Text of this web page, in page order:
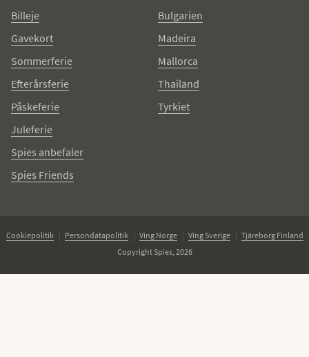
Billeje
Gavekort
Sommerferie
Efterårsferie
Påskeferie
Juleferie
Spies anbefaler
Spies Friends
Bulgarien
Madeira
Mallorca
Thailand
Tyrkiet
Cookiepolitik Persondatapolitik Ving Norge Ving Sverige
Tjäreborg Finland
Copyright Spies, 2026